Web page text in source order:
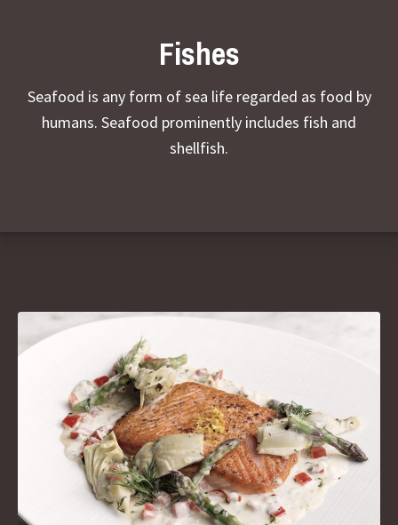
Fishes
Seafood is any form of sea life regarded as food by
humans. Seafood prominently includes fish and
shellfish.